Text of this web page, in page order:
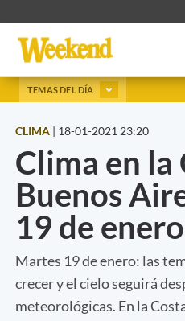
TEMAS DEL DÍA
CLIMA | 18-01-2021 23:20
Clima en la
Buenos
19 de enero
Martes 19 de enero: las
crecer y el cielo seguirá
meteorológicas. En la